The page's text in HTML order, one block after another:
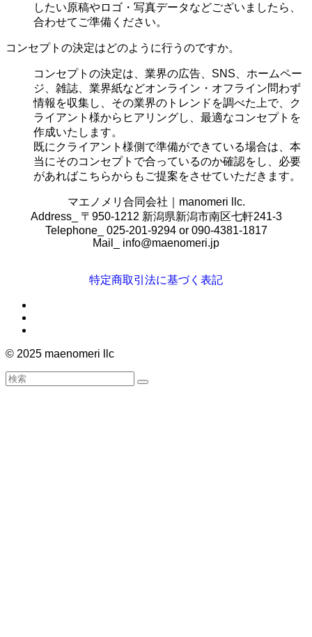
したい原稿やロゴ・写真データなどございましたら、
合わせてご準備ください。
コンセプトの決定はどのように行うのですか。
コンセプトの決定は、業界の広告、SNS、ホームペー
ジ、雑誌、業界紙などオンライン・オフライン問わず
情報を収集し、その業界のトレンドを調べた上で、ク
ライアント様からヒアリングし、最適なコンセプトを
作成いたします。
既にクライアント様側で準備ができている場合は、本
当にそのコンセプトで合っているのか確認をし、必要
があればこちらからもご提案をさせていただきます。
マエノメリ合同会社｜manomeri llc.
Address_ 〒950-1212 新潟県新潟市南区七軒241-3
Telephone_ 025-201-9294 or 090-4381-1817
Mail_ info@maenomeri.jp
特定商取引法に基づく表記
© 2025 maenomeri llc